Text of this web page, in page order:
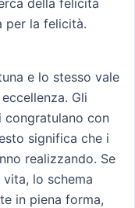
per la felicità.
e lo stesso vale
Gli
congratulano con
significa che i
realizzando. Se
lo schema
in piena forma,